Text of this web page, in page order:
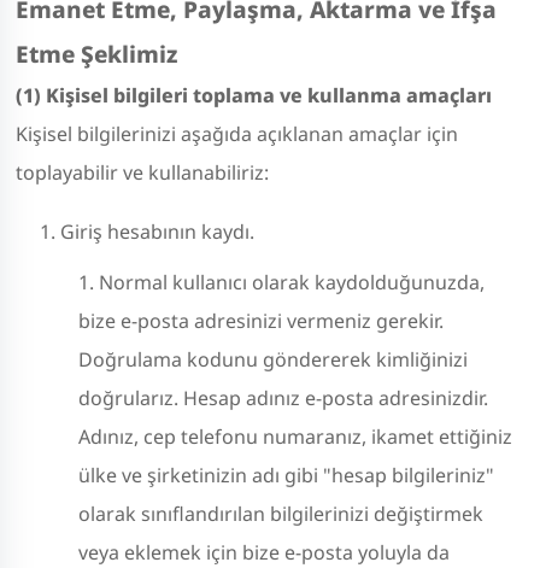
Emanet Etme, Paylaşma, Aktarma ve İfşa
Etme Şeklimiz
(1) Kişisel bilgileri toplama ve kullanma amaçları
Kişisel bilgilerinizi aşağıda açıklanan amaçlar için
toplayabilir ve kullanabiliriz:
Giriş hesabının kaydı.
Normal kullanıcı olarak kaydolduğunuzda,
bize e-posta adresinizi vermeniz gerekir.
Doğrulama kodunu göndererek kimliğinizi
doğrularız. Hesap adınız e-posta adresinizdir.
Adınız, cep telefonu numaranız, ikamet ettiğiniz
ülke ve şirketinizin adı gibi "hesap bilgileriniz"
olarak sınıflandırılan bilgilerinizi değiştirmek
veya eklemek için bize e-posta yoluyla da